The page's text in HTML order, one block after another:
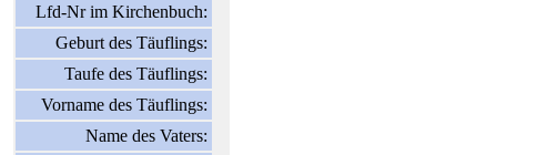
Lfd-Nr im Kirchenbuch:
Geburt des Täuflings:
Taufe des Täuflings:
Vorname des Täuflings:
Name des Vaters: